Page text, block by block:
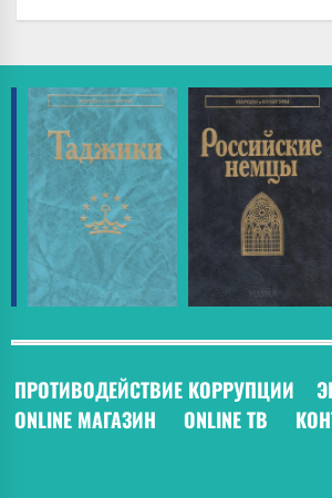
ПРОТИВОДЕЙСТВИЕ КОРРУПЦИИ
ONLINE МАГАЗИН
ONLINE ТВ